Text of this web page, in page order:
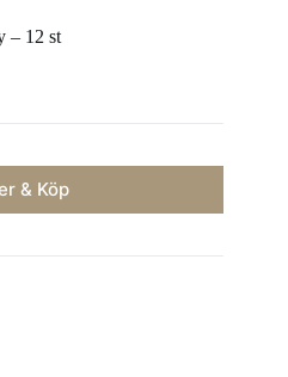
– 12 st
& Köp